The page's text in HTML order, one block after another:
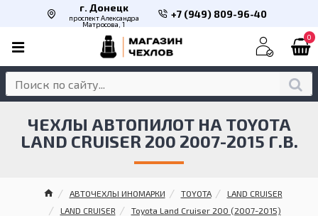
г. Донецк
проспект Александра
Матросова, 1
+7 (949) 809-96-40
0
АВТОЧЕХЛЫ ИНОМАРКИ TOYOTA
LAND CRUISER
LAND CRUISER
Toyota Land Cruiser 200 (2007-2015)
ЧЕХЛЫ АВТОПИЛОТ НА TOYOTA
LAND CRUISER 200 2007-2015 Г.В.